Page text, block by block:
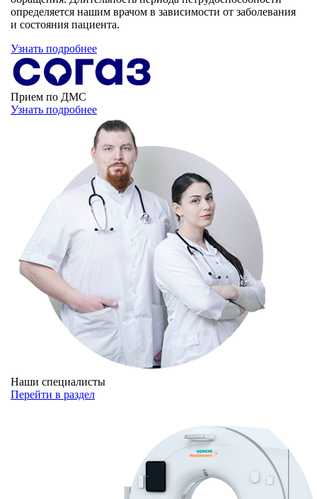
определяется нашим врачом в зависимости от заболевания
и состояния пациента.
Узнать подробнее
Прием по ДМС
Узнать подробнее
Наши специалисты
Перейти в раздел